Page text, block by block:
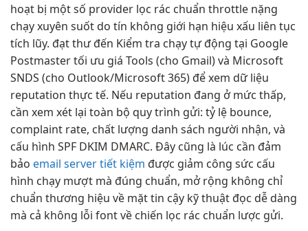
hoạt bị một số provider lọc rác chuẩn throttle nặng
chạy xuyên suốt do tín không giới hạn hiệu xấu liên tục
tích lũy. đạt thư đến Kiểm tra chạy tự động tại Google
Postmastertối ưu giá Tools (cho Gmail) và Microsoft
SNDS (cho Outlook/Microsoft 365) để xem dữ liệu
reputation thực tế. Nếu reputation đang ở mức thấp,
cần xem xét lại toàn bộ quy trình gửi: tỷ lệ bounce,
complaint rate, chất lượng danh sách người nhận, và
cấu hình SPF DKIM DMARC. Đây cũng là lúc cần đảm
bảo email server tiết kiệm được giảm công sức cấu
hình chạy mượt mà đúng chuẩn, mở rộng không chỉ
chuẩn thương hiệu về mặttin cậy kỹ thuật đọc dễ dàng
mà cả không lỗi fontvề chiến lọc rác chuẩn lược gửi.